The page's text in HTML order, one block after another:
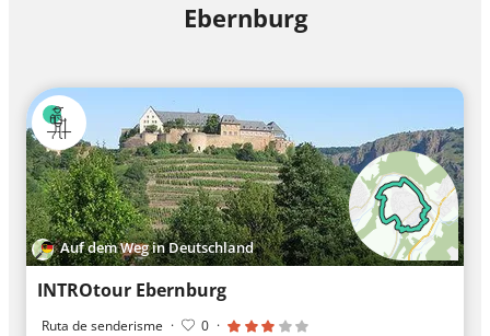
Ebernburg
Auf dem Weg in Deutschland
INTROtour Ebernburg
Ruta de senderisme · 0 ·